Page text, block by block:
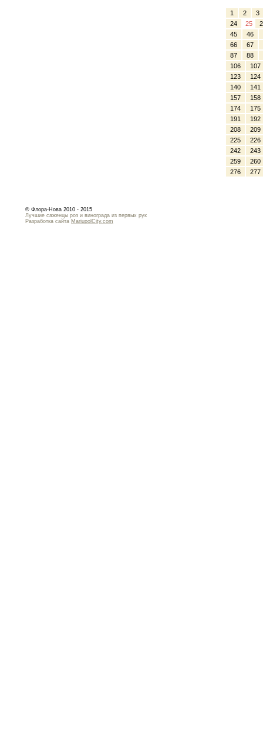
1 2
3
24
25
45
46
66
67
87
88
106
107
123
124
140
141
157
158
174
175
191
192
208
209
225
226
242
243
259
260
276
277
© Флора-Нова 2010 - 2015
Лучшие саженцы роз и винограда из первых рук
Разработка сайта MariupolCity.com